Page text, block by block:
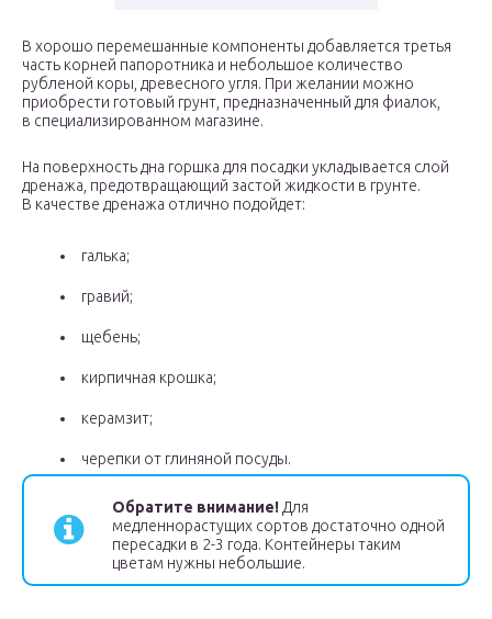
В хорошо перемешанные компоненты добавляется третья
часть корней папоротника и небольшое количество
рубленой коры, древесного угля. При желании можно
приобрести готовый грунт, предназначенный для фиалок,
в специализированном магазине.
На поверхность дна горшка для посадки укладывается слой
дренажа, предотвращающий застой жидкости в грунте.
В качестве дренажа отлично подойдет:
галька;
гравий;
щебень;
кирпичная крошка;
керамзит;
черепки от глиняной посуды.
Обратите внимание! Для
медленнорастущих сортов достаточно одной
пересадки в 2-3 года. Контейнеры таким
цветам нужны небольшие.